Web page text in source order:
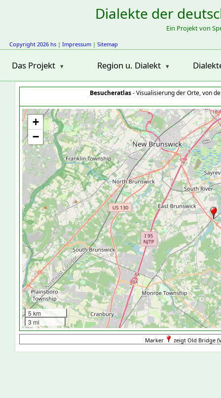
Dialekte der
Ein Projekt von
Copyright 2026 hs | Impressum | Sitemap
Das Projekt Region u. Dialekt
Besucheratlas- Visualisierung der Orte, von
+
−
5 km
3 mi
Marker zeigt Old Bridge